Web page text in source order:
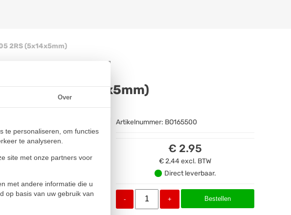
2RS (5x14x5mm)
Over
te personaliseren, om functies
te analyseren.
site met onze partners voor
met andere informatie die u
op basis van uw gebruik van
605 2RS (5x14x5mm)
Artikelnummer: BO165500
€ 2.95
€ 2,44 excl. BTW
Direct leverbaar.
- + Bestellen